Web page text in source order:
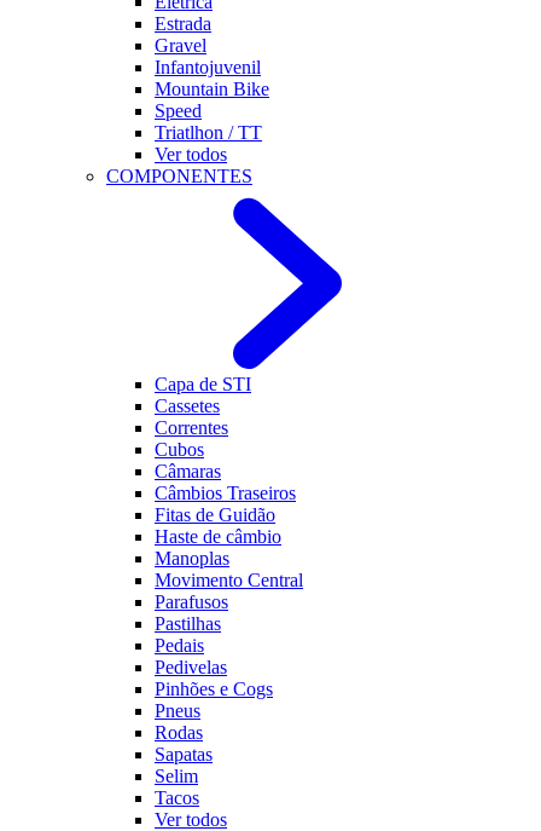
Estrada
Gravel
Infantojuvenil
Mountain Bike
Speed
Triatlhon / TT
Ver todos
COMPONENTES
Capa de STI
Cassetes
Correntes
Cubos
Câmaras
Câmbios Traseiros
Fitas de Guidão
Haste de câmbio
Manoplas
Movimento Central
Parafusos
Pastilhas
Pedais
Pedivelas
Pinhões e Cogs
Pneus
Rodas
Sapatas
Selim
Tacos
Ver todos